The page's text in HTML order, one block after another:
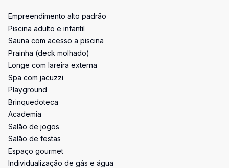
Empreendimento alto padrão
Piscina adulto e infantil
Sauna com acesso a piscina
Prainha (deck molhado)
Longe com lareira externa
Spa com jacuzzi
Playground
Brinquedoteca
Academia
Salão de jogos
Salão de festas
Espaço gourmet
Individualização de gás e água